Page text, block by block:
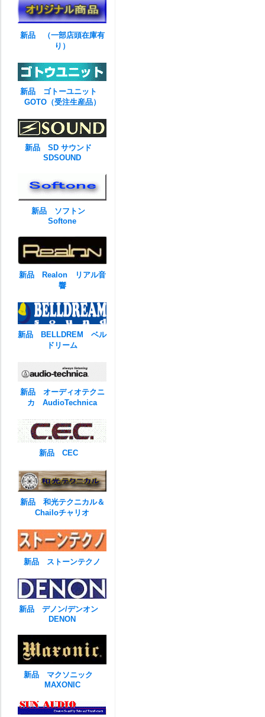
新品 （一部店頭在庫有
り）
新品 ゴトーユニット
GOTO（受注生産品）
新品 SD サウンド
SDSOUND
新品 ソフトン
Softone
新品 Realon リアル音
響
新品 BELLDREM ベル
ドリーム
新品 オーディオテクニ
カ AudioTechnica
新品 CEC
新品 和光テクニカル＆
Chailoチャリオ
新品 ストーンテクノ
新品 デノン/デンオン
DENON
新品 マクソニック
MAXONIC